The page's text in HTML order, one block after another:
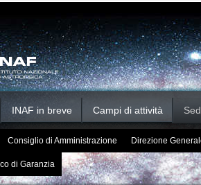
INAF in breve Campi di attività
Consiglio di Amministrazione Direzione
di Garanzia